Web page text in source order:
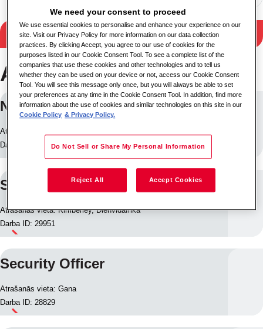
Filtrēt rezultātus
Atrastas 5 darbavietas
National Keypoint Officers
Atrašanās vieta: Tembisa, Dienvidāfrika
Darba ID: 28997
Security Officer
Atrašanās vieta: Kimberley, Dienvidāfrika
Darba ID: 29951
Security Officer
Atrašanās vieta: Gana
Darba ID: 28829
We need your consent to proceed
We use essential cookies to personalise and enhance your experience on our
site. Visit our Privacy Policy for more information on our data collection
practices. By clicking Accept, you agree to our use of cookies for the
purposes listed in our Cookie Consent Tool. To see a complete list of the
companies that use these cookies and other technologies and to tell us
whether they can be used on your device or not, access our Cookie Consent
Tool. You will see this message only once, but you will always be able to set
your preferences at any time in the Cookie Consent Tool. In addition, find more
information about the use of cookies and similar technologies on this site in our
Cookie Policy & Privacy Policy.
Do Not Sell or Share My Personal Information
Reject All Accept Cookies